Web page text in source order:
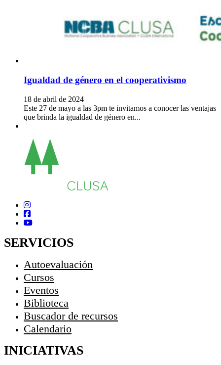
Igualdad de género en el cooperativismo
18 de abril de 2024
Este 27 de mayo a las 3pm te invitamos a conocer las ventajas
que brinda la igualdad de género en...
SERVICIOS
Autoevaluación
Cursos
Eventos
Biblioteca
Buscador de recursos
Calendario
INICIATIVAS